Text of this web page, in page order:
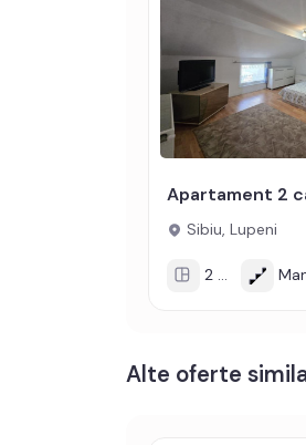
• Izolatii: exterior, bloc
• Contorizare:
• Caracteristici bloc:
Apartamentul se
spalat vase, frigider cu
Incalzirea se
Nu sunt acceptate
Pentru a se inchiria
Sibiu, Lupeni
2 cam
Alte oferte